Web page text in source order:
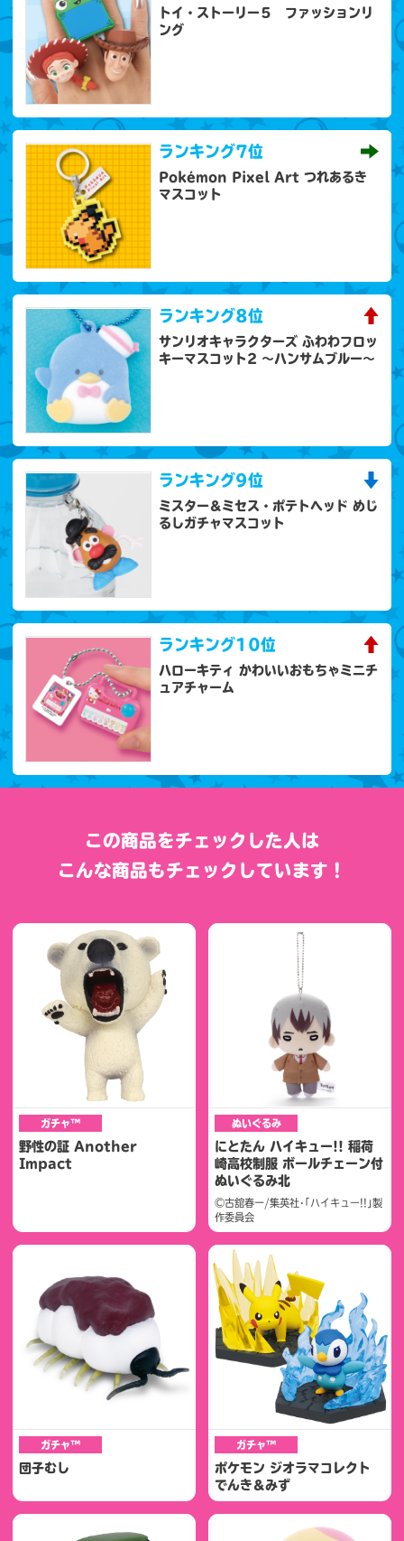
トイ・ストーリー５ ファッションリ
ング
ランキング7位
Pokémon Pixel Art つれあるき
マスコット
ランキング8位
サンリオキャラクターズ ふわわフロッ
キーマスコット2 ～ハンサムブルー～
ランキング9位
ミスター＆ミセス・ポテトヘッド めじ
るしガチャマスコット
ランキング10位
ハローキティ かわいいおもちゃミニチ
ュアチャーム
この商品をチェックした人は
こんな商品もチェックしています！
ガチャ™
野性の証 Another
Impact
ぬいぐるみ
にとたん ハイキュー!! 稲荷
崎高校制服 ボールチェーン付
ぬいぐるみ北
©古舘春一/集英社･｢ハイキュー!!｣製
作委員会
ガチャ™
団子むし
ガチャ™
ポケモン ジオラマコレクト
でんき＆みず